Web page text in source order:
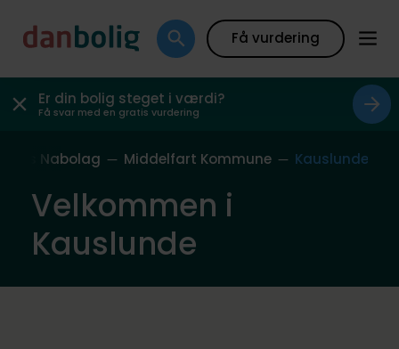
Få vurdering
Er din bolig steget i værdi?
Få svar med en gratis vurdering
Nabolag Middelfart Kommune Kauslunde
Velkommen i
Kauslunde